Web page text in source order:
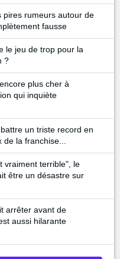
pires rumeurs autour de
fausse
le jeu de trop pour la
?
plus cher à
qui inquiète
un triste record en
la franchise...
vraiment terrible", le
être un désastre sur
arrêter avant de
aussi hilarante